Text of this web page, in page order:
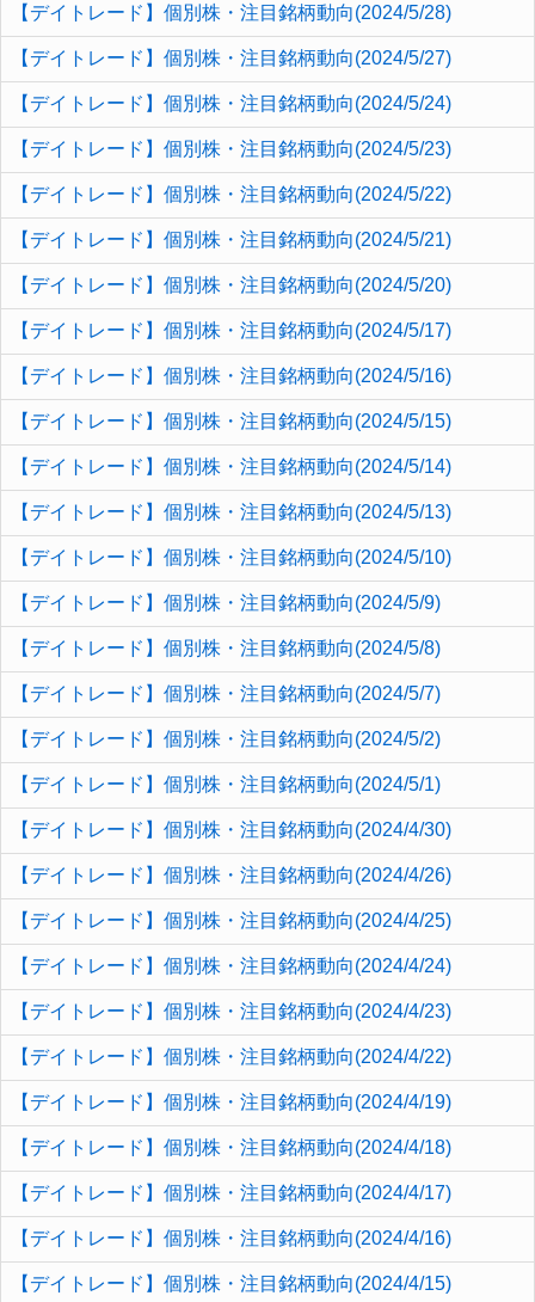
【デイトレード】個別株・注目銘柄動向(2024/5/28)
【デイトレード】個別株・注目銘柄動向(2024/5/27)
【デイトレード】個別株・注目銘柄動向(2024/5/24)
【デイトレード】個別株・注目銘柄動向(2024/5/23)
【デイトレード】個別株・注目銘柄動向(2024/5/22)
【デイトレード】個別株・注目銘柄動向(2024/5/21)
【デイトレード】個別株・注目銘柄動向(2024/5/20)
【デイトレード】個別株・注目銘柄動向(2024/5/17)
【デイトレード】個別株・注目銘柄動向(2024/5/16)
【デイトレード】個別株・注目銘柄動向(2024/5/15)
【デイトレード】個別株・注目銘柄動向(2024/5/14)
【デイトレード】個別株・注目銘柄動向(2024/5/13)
【デイトレード】個別株・注目銘柄動向(2024/5/10)
【デイトレード】個別株・注目銘柄動向(2024/5/9)
【デイトレード】個別株・注目銘柄動向(2024/5/8)
【デイトレード】個別株・注目銘柄動向(2024/5/7)
【デイトレード】個別株・注目銘柄動向(2024/5/2)
【デイトレード】個別株・注目銘柄動向(2024/5/1)
【デイトレード】個別株・注目銘柄動向(2024/4/30)
【デイトレード】個別株・注目銘柄動向(2024/4/26)
【デイトレード】個別株・注目銘柄動向(2024/4/25)
【デイトレード】個別株・注目銘柄動向(2024/4/24)
【デイトレード】個別株・注目銘柄動向(2024/4/23)
【デイトレード】個別株・注目銘柄動向(2024/4/22)
【デイトレード】個別株・注目銘柄動向(2024/4/19)
【デイトレード】個別株・注目銘柄動向(2024/4/18)
【デイトレード】個別株・注目銘柄動向(2024/4/17)
【デイトレード】個別株・注目銘柄動向(2024/4/16)
【デイトレード】個別株・注目銘柄動向(2024/4/15)